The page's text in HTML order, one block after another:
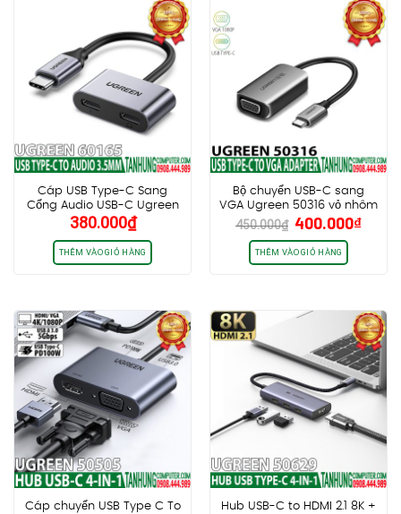
Cáp USB Type-C Sang
Cổng Audio USB-C Ugreen
60165, PD Port 3.0 chính
hãng cao cấp
380.000₫
THÊM VÀO GIỎ HÀNG
Bộ chuyển USB-C sang
VGA Ugreen 50316 vỏ nhôm
cao cấp
450.000₫ Giá
gốc
là:
450.000₫.
400.000₫Giá
THÊM VÀO GIỎ HÀNG
Cáp chuyển USB Type C To
Hub USB-C to HDMI 2.1 8K +